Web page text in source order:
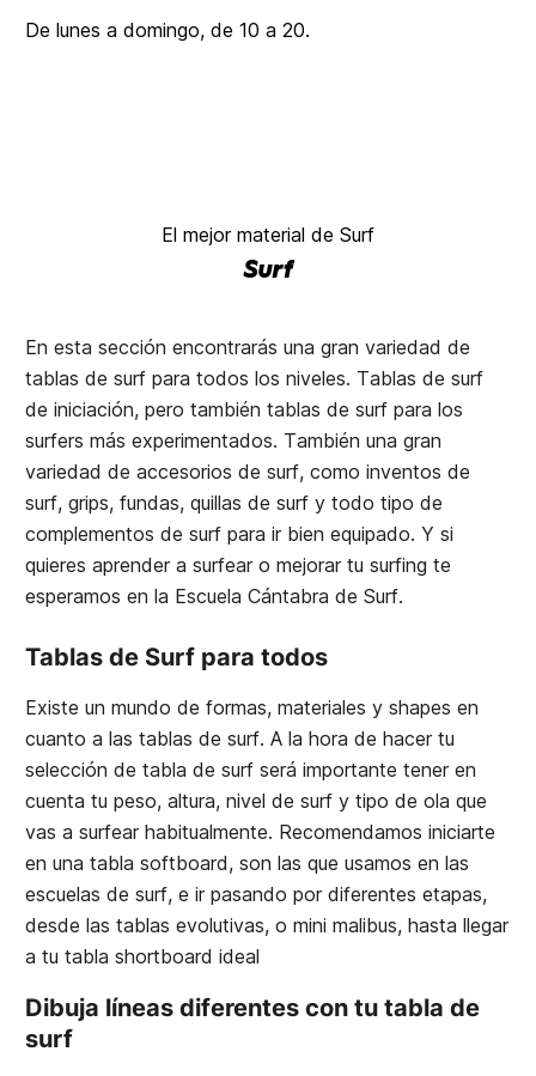
De lunes a domingo, de 10 a 20.
El mejor material de Surf
Surf
En esta sección encontrarás una gran variedad de
tablas de surf para todos los niveles. Tablas de surf
de iniciación, pero también tablas de surf para los
surfers más experimentados. También una gran
variedad de accesorios de surf, como inventos de
surf, grips, fundas, quillas de surf y todo tipo de
complementos de surf para ir bien equipado. Y si
quieres aprender a surfear o mejorar tu surfing te
esperamos en la Escuela Cántabra de Surf.
Tablas de Surf para todos
Existe un mundo de formas, materiales y shapes en
cuanto a las tablas de surf. A la hora de hacer tu
selección de tabla de surf será importante tener en
cuenta tu peso, altura, nivel de surf y tipo de ola que
vas a surfear habitualmente. Recomendamos iniciarte
en una tabla softboard, son las que usamos en las
escuelas de surf, e ir pasando por diferentes etapas,
desde las tablas evolutivas, o mini malibus, hasta llegar
a tu tabla shortboard ideal
Dibuja líneas diferentes con tu tabla de
surf